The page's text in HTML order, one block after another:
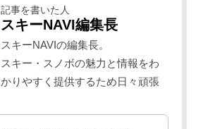
記事を書いた人
スキーNAVI編集長
スキーNAVIの編集長。
スキー・スノボの魅力と情報をわ
かりやすく提供するため日々頑張